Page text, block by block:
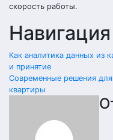
скорость работы.
Как аналитика данных из
и принятие
Современные решения
квартиры